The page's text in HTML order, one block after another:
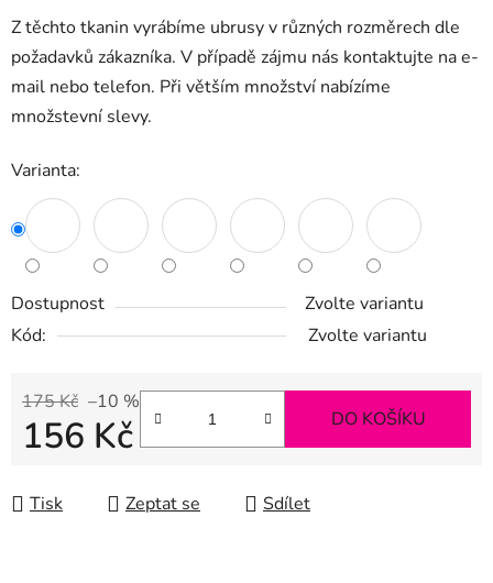
Z těchto tkanin vyrábíme ubrusy v různých rozměrech dle
požadavků zákazníka. V případě zájmu nás kontaktujte na e-
mail nebo telefon. Při větším množství nabízíme
množstevní slevy.
Varianta:
Dostupnost
Zvolte variantu
Kód:
Zvolte variantu
175 Kč –10 %
156 Kč DO KOŠÍKU
Tisk Zeptat se Sdílet